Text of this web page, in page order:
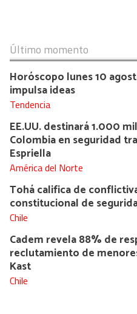
Último momento
Horóscopo lunes 10
impulsa ideas
Tendencia
EE.UU. destinará 1.000
Colombia en seguridad
Espriella
América del Norte
Tohá califica de
constitucional de
Chile
Cadem revela 88% de
reclutamiento de
Kast
Chile